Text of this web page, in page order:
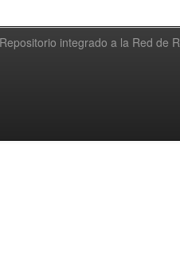
Repositorio integrado a la Red de